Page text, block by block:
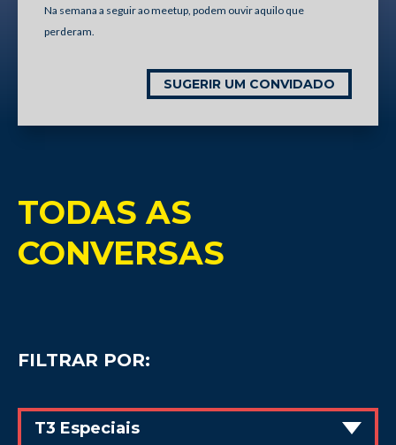
Na semana a seguir ao meetup, podem ouvir aquilo que
perderam.
SUGERIR UM CONVIDADO
TODAS AS
CONVERSAS
FILTRAR POR:
T3 Especiais